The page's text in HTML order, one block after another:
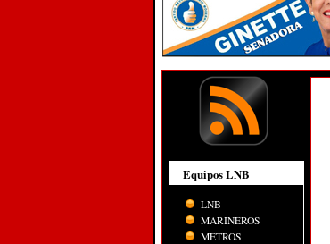
Equipos LNB
LNB
MARINEROS
METROS